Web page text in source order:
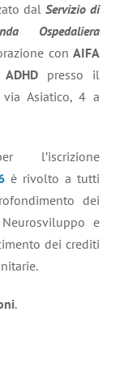
dal Servizio di
Ospedaliera
con AIFA
presso il
Asiatico, 4 a
è rivolto a tutti
dei
e
dei crediti
.